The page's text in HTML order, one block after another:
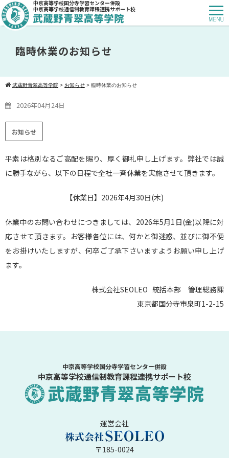
中京高等学校国分寺学習センター併設
中京高等学校通信制教育課程連携サポート校
臨時休業のお知らせ
武蔵野青翠高等学院 > お知らせ > 臨時休業のお知らせ
2026年04月24日
お知らせ
平素は格別なるご高配を賜り、厚く御礼申し上げます。弊社では誠
に勝手ながら、以下の日程で全社一斉休業を実施させて頂きます。
【休業日】2026年4月30日(木)
休業中のお問い合わせにつきましては、2026年5月1日(金)以降に対
応させて頂きます。お客様各位には、何かと御迷惑、並びに御不便
をお掛けいたしますが、何卒ご了承下さいますようお願い申し上げ
ます。
株式会社SEOLEO 統括本部 管理総務課
東京都国分寺市泉町1-2-15
中京高等学校国分寺学習センター併設
中京高等学校通信制教育課程連携サポート校
運営会社
〒185-0024